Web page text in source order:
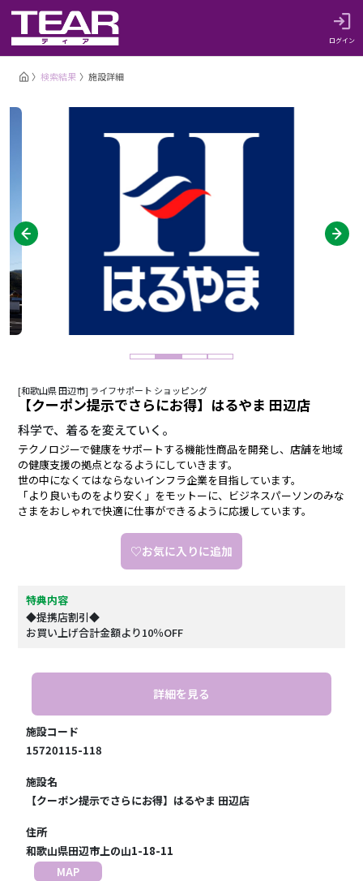
ログイン
検索結果 施設詳細
[和歌山県 田辺市] ライフサポート ショッピング
【クーポン提示でさらにお得】はるやま 田辺店
科学で、着るを変えていく。
テクノロジーで健康をサポートする機能性商品を開発し、店舗を地域
の健康支援の拠点となるようにしていきます。
世の中になくてはならないインフラ企業を目指しています。
「より良いものをより安く」をモットーに、ビジネスパーソンのみな
さまをおしゃれで快適に仕事ができるように応援しています。
♡お気に入りに追加
特典内容
◆提携店割引◆
お買い上げ合計金額より10％OFF
詳細を見る
施設コード
15720115-118
施設名
【クーポン提示でさらにお得】はるやま 田辺店
住所
和歌山県田辺市上の山1-18-11
MAP